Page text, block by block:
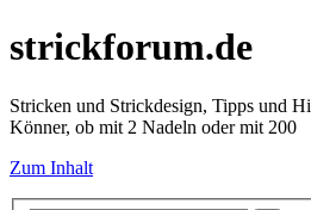
strickforum.de
Stricken und Strickdesign, Tipps und
Könner, ob mit 2 Nadeln oder mit 200
Zum Inhalt